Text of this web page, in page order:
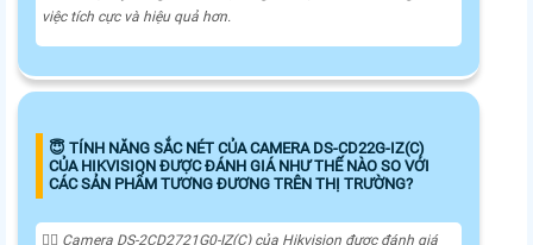
việc tích cực và hiệu quả hơn.
😇 TÍNH NĂNG SẮC NÉT CỦA CAMERA DS-CD22G-IZ(C)
CỦA HIKVISION ĐƯỢC ĐÁNH GIÁ NHƯ THẾ NÀO SO VỚI
CÁC SẢN PHẨM TƯƠNG ĐƯƠNG TRÊN THỊ TRƯỜNG?
🙆‍♀️ Camera DS-2CD2721G0-IZ(C) của Hikvision được đánh giá